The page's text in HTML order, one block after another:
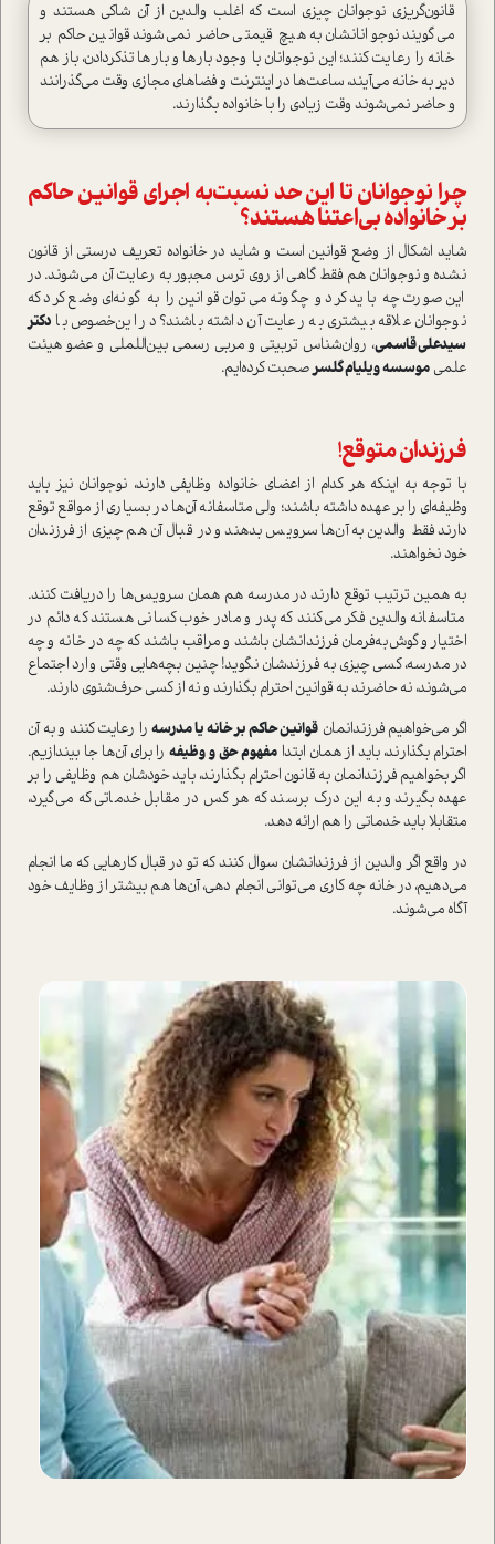
قانون‌گريزي نوجوانان چيزي است كه اغلب والدين از آن شاكي هستند و
مي‌گويند نوجوانانشان به هيچ قيمتي حاضر نمي‌شوند قوانين حاكم بر
خانه را رعايت كنند؛ این نوجوانان با وجود بارها و بارها تذكر‌دادن، باز هم
دير به خانه مي‌آيند، ساعت‌ها در اينترنت و فضاهاي مجازي وقت مي‌گذرانند
و حاضر نمي‌شوند وقت ‌زيادي را با خانواده بگذارند.
چرا نوجوانان تا اين حد نسبت‌به اجراي قوانين حاكم
بر خانواده بي‌اعتنا هستند؟
شايد اشكال از وضع قوانين است و شايد در خانواده تعريف درستي از قانون
نشده و نوجوانان هم فقط گاهي از روي ترس مجبور به رعايت آن مي‌شوند. در
اين صورت چه بايد كرد و چگونه مي‌توان قوانين را به گونه‌اي وضع كرد كه
نوجوانان علاقه بيشتري به رعايت آن داشته باشند؟ در اين‌خصوص با دکتر
سیدعلی قاسمی، روان‌شناس تربیتی و مربي رسمي بين‌اللملي و عضو هيئت
علمي موسسه ويليام گلسرصحبت كرده‌ايم.
فرزندان متوقع!
با توجه به اينكه هر كدام از اعضاي خانواده وظايفي دارند، نوجوانان نيز بايد
وظيفه‌اي را بر عهده داشته باشند؛ ولي متاسفانه آن‌ها در بسياري از مواقع توقع
دارند فقط والدين به آن‌ها سرويس بدهند و در قبال آن هم چيزي از فرزندان
خود نخواهند.
به همين ترتيب توقع دارند در مدرسه هم همان سرويس‌ها را دريافت كنند.
متاسفانه والدين فكر مي‌كنند كه پدر و مادر خوب كساني هستند كه دائم در
اختیار و گوش‌به‌فرمان فرزندانشان باشند و مراقب باشند که چه در خانه و چه
در مدرسه، كسي چيزي به فرزندشان نگويد! چنين بچه‌هايي وقتي وارد اجتماع
مي‌شوند، نه حاضرند به قوانين احترام بگذارند و نه از كسي حرف‌شنوي دارند.
اگر مي‌خواهيم فرزندانمان قوانين حاكم بر خانه يا مدرسهرا رعايت كنند و به آن
احترام بگذارند، بايد از همان ابتدامفهوم حق و وظيفهرا براي آن‌ها جا بيندازيم.
اگر بخواهيم فرزندانمان به قانون احترام بگذارند، بايد خودشان هم وظايفي را بر
عهده بگيرند و به اين درك برسند كه هر كس در مقابل خدماتي كه مي‌گيرد،
متقابلا بايد خدماتي را هم ارائه دهد.
در واقع اگر والدين از فرزندانشان سوال كنند كه تو در قبال كارهايي كه ما انجام
مي‌دهيم، در خانه چه كاري می‌توانی انجام ‌دهي، آن‌ها هم بيشتر از وظايف خود
آگاه مي‌شوند.